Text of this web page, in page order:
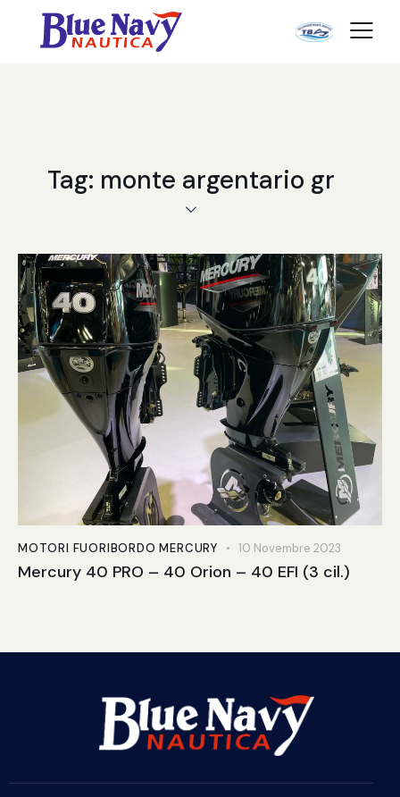
Tag: monte argentario gr
MOTORI FUORIBORDO MERCURY 10 Novembre 2023
Mercury 40 PRO – 40 Orion – 40 EFI (3 cil.)